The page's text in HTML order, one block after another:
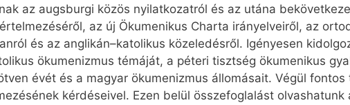
az augsburgi közös nyilatkozatról és az utána
az új Ökumenikus Charta irányelveiről, az
és az anglikán–katolikus közeledésről. Igényesen
ökumenizmus témáját, a péteri tisztség ökumenikus
évét és a magyar ökumenizmus állomásait. Végül
kérdéseivel. Ezen belül összefoglalást